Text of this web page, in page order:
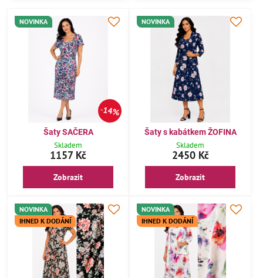
14%
NOVINKA
Šaty SAČERA
Skladem
1157 Kč
Zobrazit
NOVINKA
Šaty s kabátkem ŽOFINA
Skladem
2450 Kč
Zobrazit
NOVINKA
IHNED K DODÁNÍ
NOVINKA
IHNED K DODÁNÍ